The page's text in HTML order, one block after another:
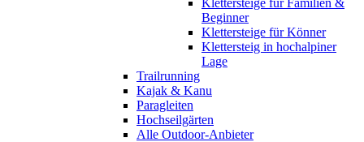
Klettersteige für Familien &
Beginner
Klettersteige für Könner
Klettersteig in hochalpiner
Lage
Trailrunning
Kajak & Kanu
Paragleiten
Hochseilgärten
Alle Outdoor-Anbieter